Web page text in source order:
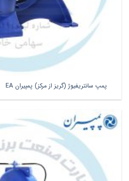
پمپ سانتریفیوژ (گریز از مرکز) پمپیران EA